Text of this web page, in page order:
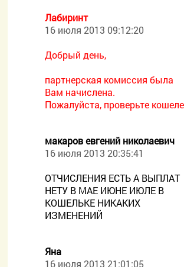
Лабиринт
16 июля 2013 09:12:20
Добрый день,
партнерская комиссия была
Вам начислена.
Пожалуйста, проверьте
макаров евгений николаевич
16 июля 2013 20:35:41
ОТЧИСЛЕНИЯ ЕСТЬ А ВЫПЛАТ
НЕТУ В МАЕ ИЮНЕ ИЮЛЕ В
КОШЕЛЬКЕ НИКАКИХ
ИЗМЕНЕНИЙ
Яна
16 июля 2013 21:01:05